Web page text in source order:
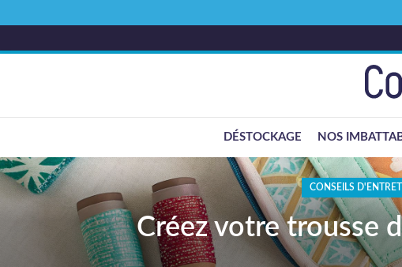
DÉSTOCKAGE NOS
CONSEILS
Créez votre trousse